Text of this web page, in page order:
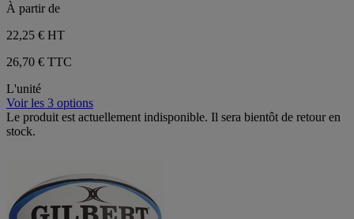
À partir de
22,25 € HT
26,70 € TTC
L'unité
Voir les 3 options
Le produit est actuellement indisponible. Il sera bientôt de retour en
stock.